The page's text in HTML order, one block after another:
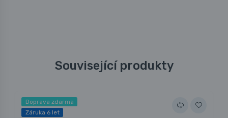
Související produkty
Doprava zdarma
Záruka 6 let